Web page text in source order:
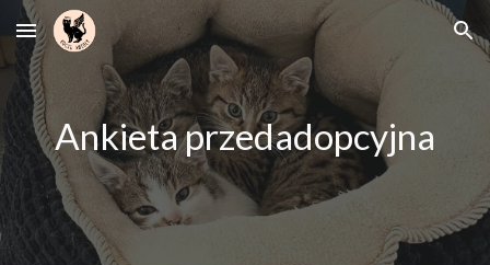
Skip to main content Skip to navigation
Ankieta przedadopcyjna